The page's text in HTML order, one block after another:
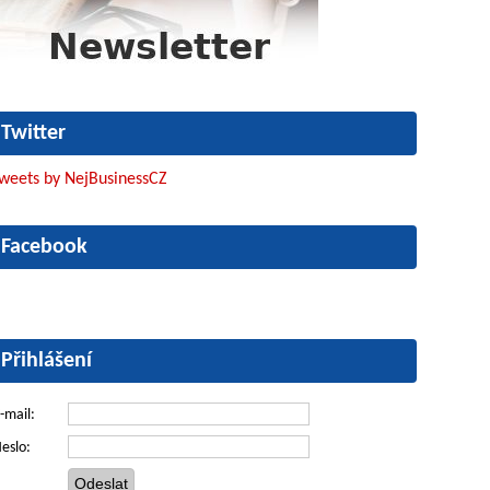
Twitter
by NejBusinessCZ
Facebook
Přihlášení
mail: